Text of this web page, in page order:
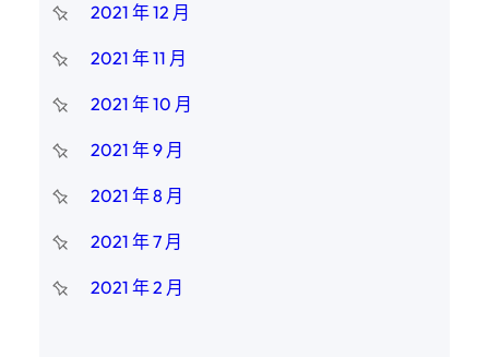
2021 年 12 月
2021 年 11 月
2021 年 10 月
2021 年 9 月
2021 年 8 月
2021 年 7 月
2021 年 2 月